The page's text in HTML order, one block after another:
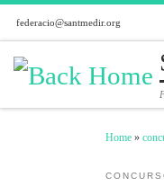
Skip to content
federacio@santmedir.org
Home »